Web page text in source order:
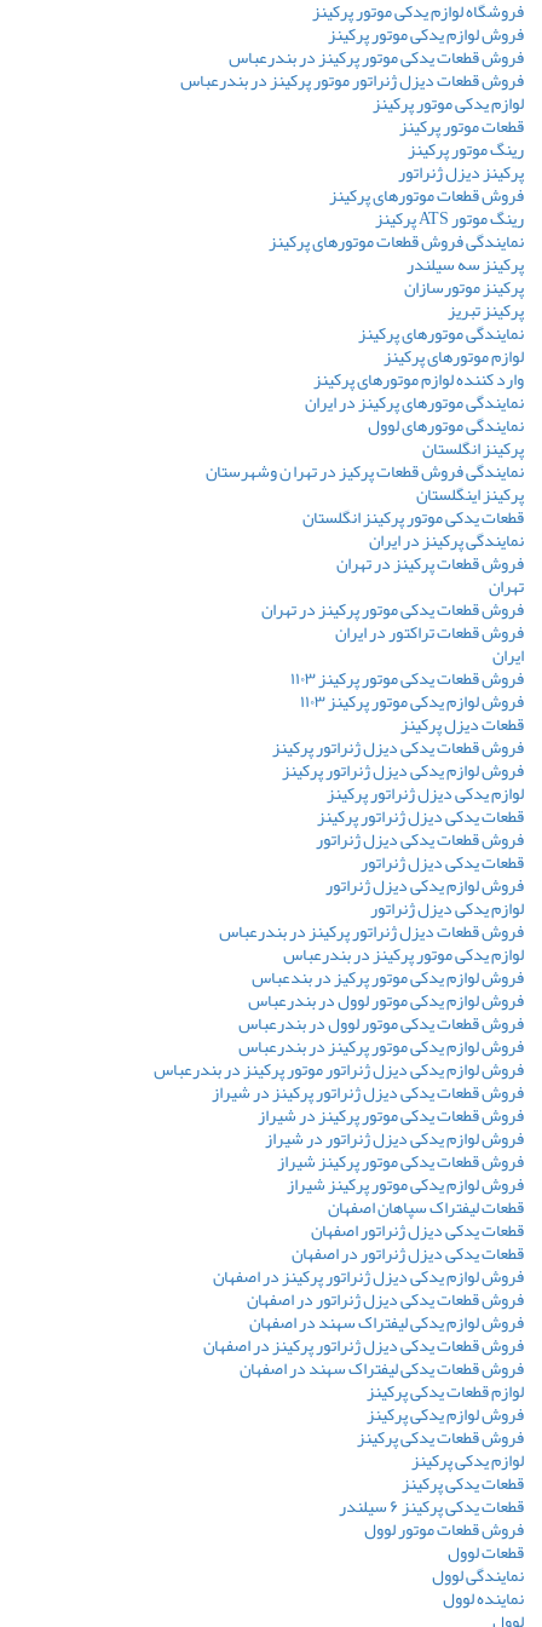
فروشگاه لوازم یدکی موتور پرکینز
فروش لوازم یدکی موتور پرکینز
فروش قطعات یدکی موتور پرکینز در بندرعباس
فروش قطعات دیزل ژنراتور موتور پرکینز در بندرعباس
لوازم یدکی موتور پرکینز
قطعات موتور پرکینز
رینگ موتور پرکینز
پرکینز دیزل ژنراتور
فروش قطعات موتورهای پرکینز
رینگ موتور ATS پرکینز
نمایندگی فروش قطعات موتورهای پرکینز
پرکینز سه سیلندر
پرکینز موتورسازان
پرکینز تبریز
نمایندگی موتورهای پرکینز
لوازم موتورهای پرکینز
وارد کننده لوازم موتورهای پرکینز
نمایندگی موتورهای پرکینز در ایران
نمایندگی موتورهای لوول
پرکینز انگلستان
نمایندگی فروش قطعات پرکیز در تهرا ن وشهرستان
پرکینز اینگلستان
قطعات یدکی موتور پرکینز انگلستان
نمایندگی پرکینز در ایران
فروش قطعات پرکینز در تهران
تهران
فروش قطعات یدکی موتور پرکینز در تهران
فروش قطعات تراکتور در ایران
ایران
فروش قطعات یدکی موتور پرکینز ۱۱۰۳
فروش لوازم یدکی موتور پرکینز ۱۱۰۳
قطعات دیزل پرکینز
فروش قطعات یدکی دیزل ژنراتور پرکینز
فروش لوازم یدکی دیزل ژنراتور پرکینز
لوازم یدکی دیزل ژنراتور پرکینز
قطعات یدکی دیزل ژنراتور پرکینز
فروش قطعات یدکی دیزل ژنراتور
قطعات یدکی دیزل ژنراتور
فروش لوازم یدکی دیزل ژنراتور
لوازم یدکی دیزل ژنراتور
فروش قطعات دیزل ژنراتور پرکینز در بندرعباس
لوازم یدکی موتور پرکینز در بندرعباس
فروش لوازم یدکی موتور پرکیز در بندعباس
فروش لوازم یدکی موتور لوول در بندرعباس
فروش قطعات یدکی موتور لوول در بندرعباس
فروش لوازم یدکی موتور پرکینز در بندرعباس
فروش لوازم یدکی دیزل ژنراتور موتور پرکینز در بندرعباس
فروش قطعات یدکی دیزل ژنراتور پرکینز در شیراز
فروش قطعات یدکی موتور پرکینز در شیراز
فروش لوازم یدکی دیزل ژنراتور در شیراز
فروش قطعات یدکی موتور پرکینز شیراز
فروش لوازم یدکی موتور پرکینز شیراز
قطعات لیفتراک سپاهان اصفهان
قطعات یدکی دیزل ژنراتور اصفهان
قطعات یدکی دیزل ژنراتور در اصفهان
فروش لوازم یدکی دیزل ژنراتور پرکینز در اصفهان
فروش قطعات یدکی دیزل ژنراتور در اصفهان
فروش لوازم یدکی لیفتراک سهند در اصفهان
فروش قطعات یدکی دیزل ژنراتور پرکینز در اصفهان
فروش قطعات یدکی لیفتراک سهند در اصفهان
لوازم قطعات یدکی پرکینز
فروش لوازم یدکی پرکینز
فروش قطعات یدکی پرکینز
لوازم یدکی پرکینز
قطعات یدکی پرکینز
قطعات یدکی پرکینز ۶ سیلندر
فروش قطعات موتور لوول
قطعات لوول
نمایندگی لوول
نماینده لوول